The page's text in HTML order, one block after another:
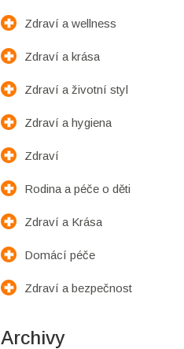
Zdraví a wellness
Zdraví a krása
Zdraví a životní styl
Zdraví a hygiena
Zdraví
Rodina a péče o děti
Zdraví a Krása
Domácí péče
Zdraví a bezpečnost
Archivy